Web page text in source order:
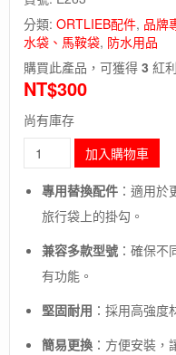
分類: ORTLIEB配件, 品牌
水袋、馬鞍袋, 防水用品
購買此產品，可獲得 3 紅
NT$300
尚有庫存
毛
-
【ORTLIEB】
Duffle
防
旅
加入購物車
專用替換配件 ：適用
旅行袋上的掛勾。
兼容多款型號 ：確保
有功能。
堅固耐用 ：採用高強
簡易更換 ：方便安裝，